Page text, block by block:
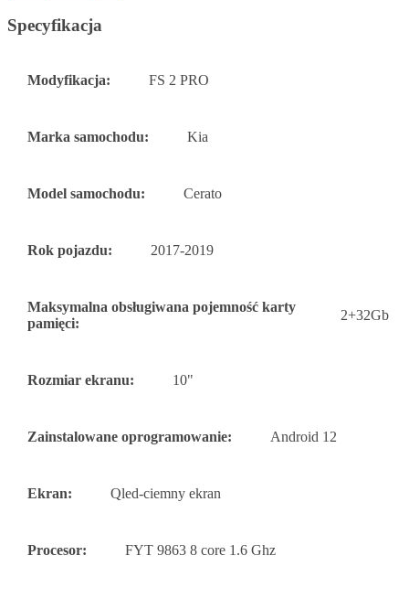
Specyfikacja
Modyfikacja: FS 2 PRO
Marka samochodu: Kia
Model samochodu: Cerato
Rok pojazdu: 2017-2019
Maksymalna obsługiwana pojemność karty
pamięci:
2+32Gb
Rozmiar ekranu: 10"
Zainstalowane oprogramowanie: Android 12
Ekran: Qled-ciemny ekran
Procesor: FYT 9863 8 core 1.6 Ghz